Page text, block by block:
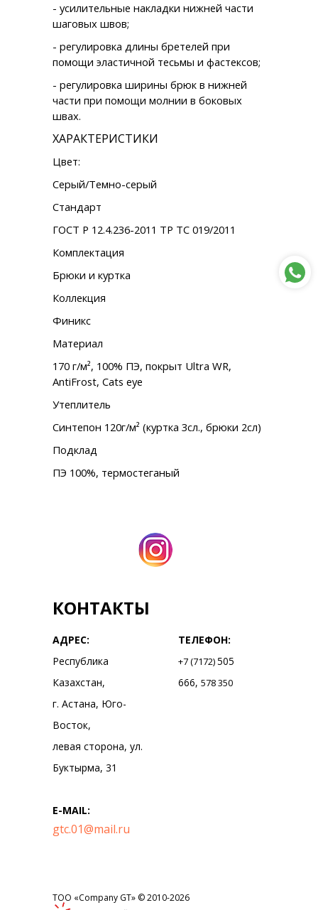
- усилительные накладки нижней части
шаговых швов;
- регулировка длины бретелей при
помощи эластичной тесьмы и фастексов;
- регулировка ширины брюк в нижней
части при помощи молнии в боковых
швах.
ХАРАКТЕРИСТИКИ
Цвет:
Серый/Темно-серый
Стандарт
ГОСТ Р 12.4.236-2011 ТР ТС 019/2011
Комплектация
Брюки и куртка
Коллекция
Финикс
Материал
170 г/м², 100% ПЭ, покрыт Ultra WR,
AntiFrost, Cats eye
Утеплитель
Синтепон 120г/м² (куртка 3сл., брюки 2сл)
Подклад
ПЭ 100%, термостеганый
КОНТАКТЫ
АДРЕС:
Республика
Казахстан,
г. Астана, Юго-
Восток,
левая сторона, ул.
Буктырма, 31
E-MAIL:
gtc.01@mail.ru
ТЕЛЕФОН:
+7 (7172)505
666, 578 350
ТОО «Company GT» © 2010-2026